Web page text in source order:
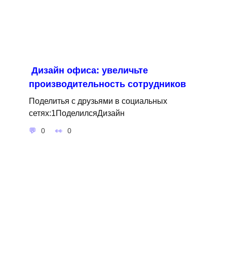
Дизайн офиса: увеличьте
производительность сотрудников
Поделитья с друзьями в социальных
сетях:1ПоделилсяДизайн
0 0